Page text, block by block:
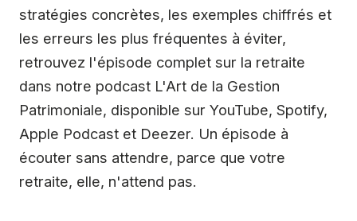
stratégies concrètes, les exemples chiffrés et
les erreurs les plus fréquentes à éviter,
retrouvez l'épisode complet sur la retraite
dans notre podcast L'Art de la Gestion
Patrimoniale, disponible sur YouTube, Spotify,
Apple Podcast et Deezer. Un épisode à
écouter sans attendre, parce que votre
retraite, elle, n'attend pas.